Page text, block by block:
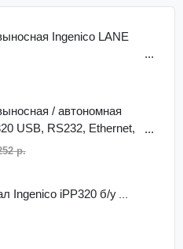
Ingenico LANE
/ автономная
USB, RS232, Ethernet,
Зенит
р.
Ingenico iPP320 б/у